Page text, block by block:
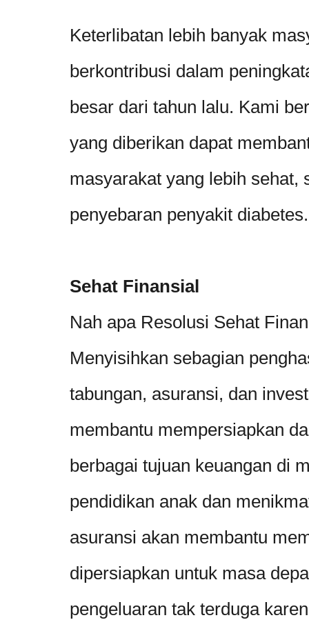
Keterlibatan lebih banyak
berkontribusi dalam
besar dari tahun lalu. Kami
yang diberikan dapat
masyarakat yang lebih sehat,
penyebaran penyakit diabetes.
Sehat Finansial
Nah apa Resolusi Sehat
Menyisihkan sebagian
tabungan, asuransi, dan
membantu mempersiapkan
berbagai tujuan keuangan di
pendidikan anak dan
asuransi akan membantu
dipersiapkan untuk masa
pengeluaran tak terduga